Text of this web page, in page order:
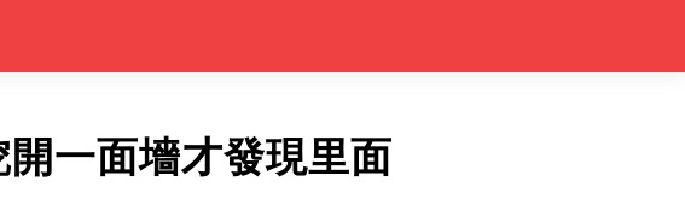
一面墻才發現里面